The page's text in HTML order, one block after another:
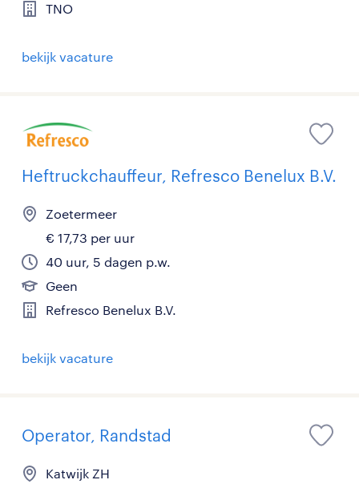
TNO
bekijk vacature
Heftruckchauffeur, Refresco Benelux B.V.
Zoetermeer
€ 17,73 per uur
40 uur, 5 dagen p.w.
Geen
Refresco Benelux B.V.
bekijk vacature
Operator, Randstad
Katwijk ZH